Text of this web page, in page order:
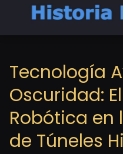
Tecnología
Oscuridad:
Robótica en
de Túneles